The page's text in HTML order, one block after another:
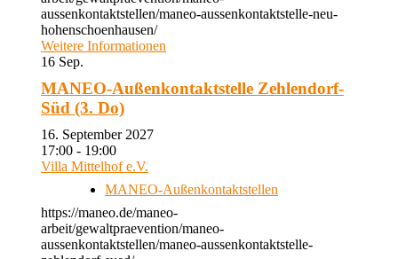
aussenkontaktstellen/maneo-aussenkontaktstelle-neu-
hohenschoenhausen/
Weitere Informationen
16 Sep.
MANEO-Außenkontaktstelle Zehlendorf-
Süd (3. Do)
16. September 2027
17:00 - 19:00
Villa Mittelhof e.V.
MANEO-Außenkontaktstellen
https://maneo.de/maneo-
arbeit/gewaltpraevention/maneo-
aussenkontaktstellen/maneo-aussenkontaktstelle-